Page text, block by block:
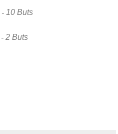
10 Buts
2 Buts